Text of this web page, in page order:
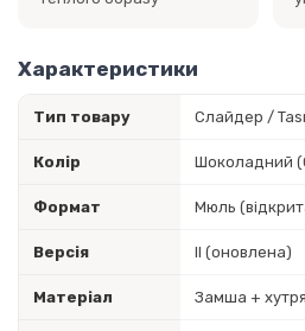
Характеристики
Тип товару Слайдер /
Колір Шоколадний
Формат Мюль
Версія II (оновлена)
Матеріал Замша +